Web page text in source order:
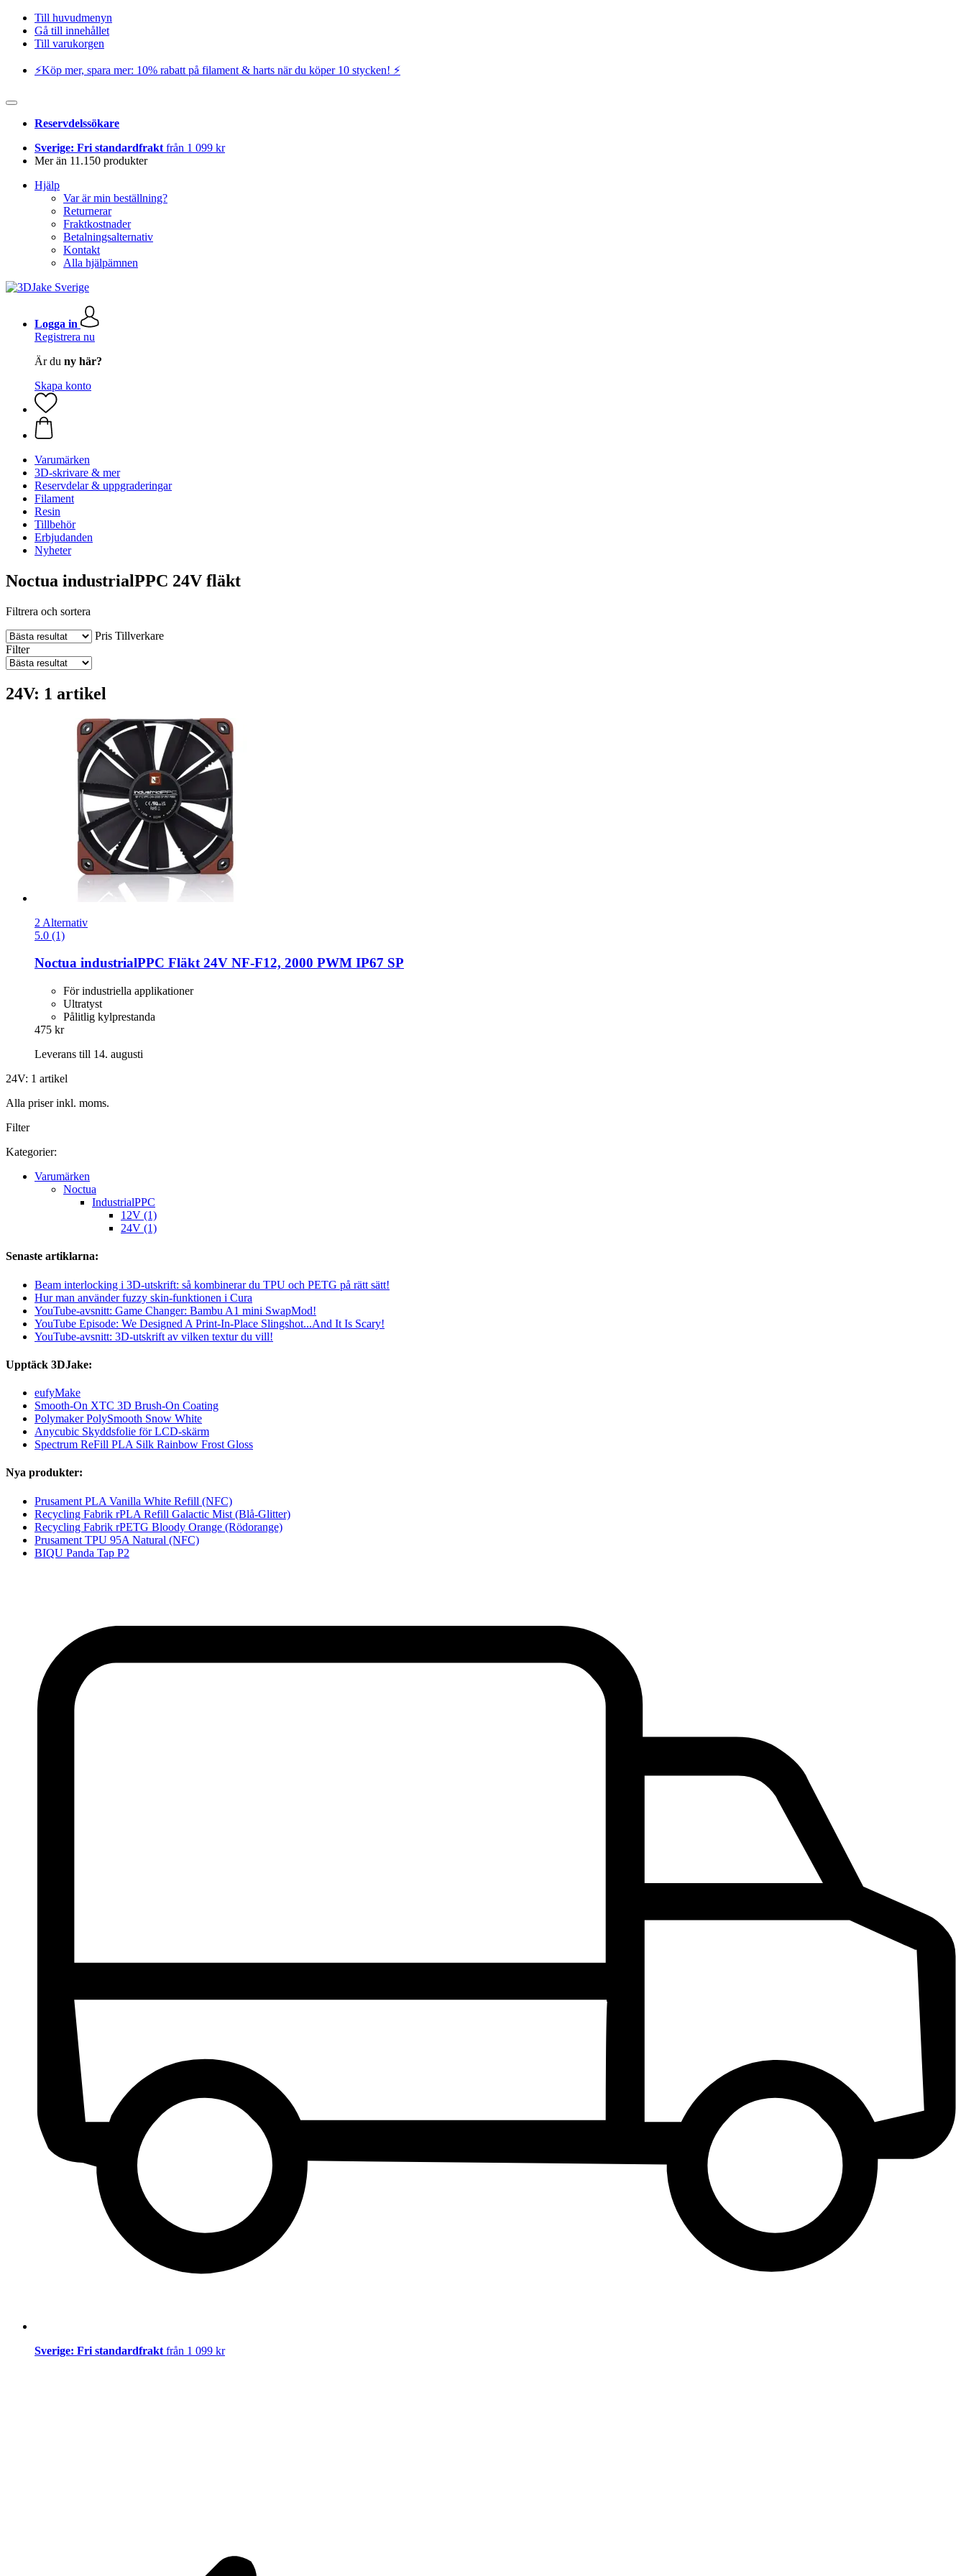
Till huvudmenyn
Gå till innehållet
Till varukorgen
⚡️Köp mer, spara mer: 10% rabatt på filament & harts när du köper 10 stycken! ⚡️
Reservdelssökare
Sverige: Fri standardfrakt från 1 099 kr
Mer än 11.150 produkter
Hjälp
Var är min beställning?
Returnerar
Fraktkostnader
Betalningsalternativ
Kontakt
Alla hjälpämnen
Logga in
Registrera nu
Är du ny här?
Skapa konto
Varumärken
3D-skrivare & mer
Reservdelar & uppgraderingar
Filament
Resin
Tillbehör
Erbjudanden
Nyheter
Noctua industrialPPC 24V fläkt
Filtrera och sortera
Pris Tillverkare
Filter
24V: 1 artikel
2 Alternativ
5.0 (1)
Noctua industrialPPC Fläkt 24V NF-​F12, 2000 PWM IP67 SP
För industriella applikationer
Ultratyst
Pålitlig kylprestanda
475 kr
Leverans till 14. augusti
24V: 1 artikel
Alla priser inkl. moms.
Filter
Kategorier:
Varumärken
Noctua
IndustrialPPC
12V (1)
24V (1)
Senaste artiklarna:
Beam interlocking i 3D-utskrift: så kombinerar du TPU och PETG på rätt sätt!
Hur man använder fuzzy skin-funktionen i Cura
YouTube-avsnitt: Game Changer: Bambu A1 mini SwapMod!
YouTube Episode: We Designed A Print-In-Place Slingshot...And It Is Scary!
YouTube-avsnitt: 3D-utskrift av vilken textur du vill!
Upptäck 3DJake:
eufyMake
Smooth-On XTC 3D Brush-On Coating
Polymaker PolySmooth Snow White
Anycubic Skyddsfolie för LCD-skärm
Spectrum ReFill PLA Silk Rainbow Frost Gloss
Nya produkter:
Prusament PLA Vanilla White Refill (NFC)
Recycling Fabrik rPLA Refill Galactic Mist (Blå-Glitter)
Recycling Fabrik rPETG Bloody Orange (Rödorange)
Prusament TPU 95A Natural (NFC)
BIQU Panda Tap P2
Sverige: Fri standardfrakt från 1 099 kr